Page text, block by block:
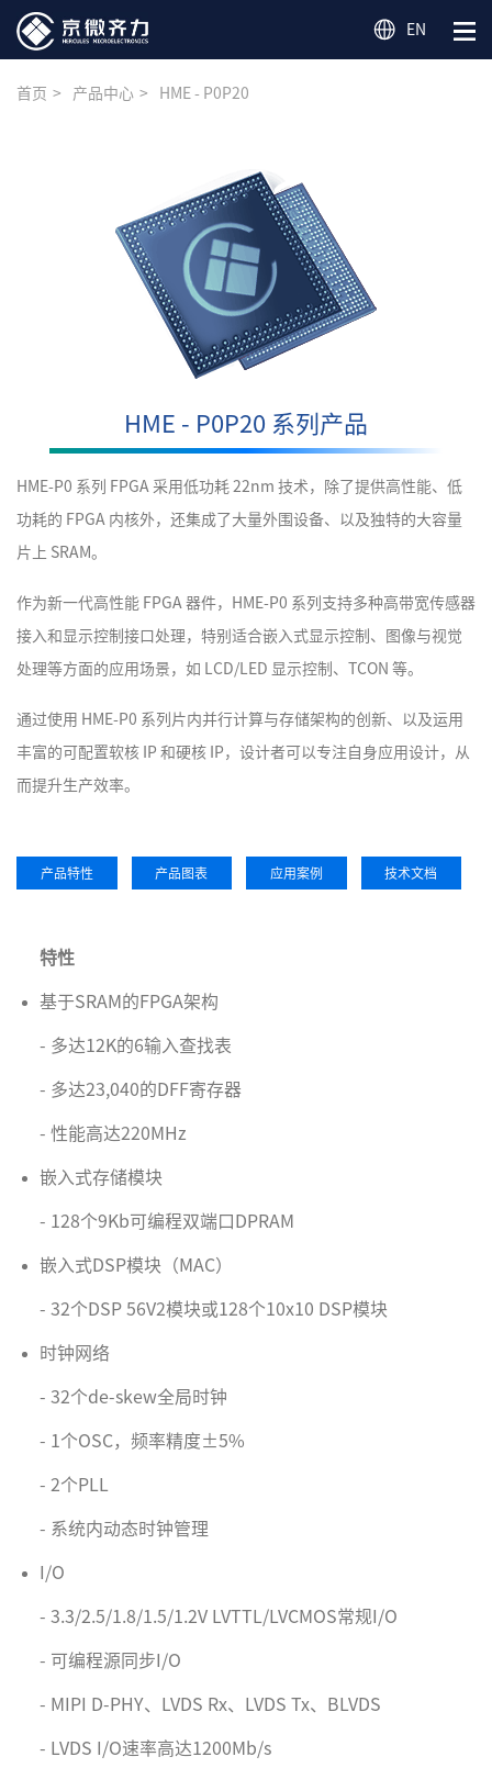
EN
首页 产品中心 HME - P0P20
HME - P0P20 系列产品
HME-P0 系列 FPGA 采用低功耗 22nm 技术，除了提供高性能、低
功耗的 FPGA 内核外，还集成了大量外围设备、以及独特的大容量
片上 SRAM。
作为新一代高性能 FPGA 器件，HME-P0 系列支持多种高带宽传感器
接入和显示控制接口处理，特别适合嵌入式显示控制、图像与视觉
处理等方面的应用场景，如 LCD/LED 显示控制、TCON 等。
通过使用 HME-P0 系列片内并行计算与存储架构的创新、以及运用
丰富的可配置软核 IP 和硬核 IP，设计者可以专注自身应用设计，从
而提升生产效率。
产品特性 产品图表 应用案例 技术文档
特性
基于SRAM的FPGA架构
- 多达12K的6输入查找表
- 多达23,040的DFF寄存器
- 性能高达220MHz
嵌入式存储模块
- 128个9Kb可编程双端口DPRAM
嵌入式DSP模块（MAC）
- 32个DSP 56V2模块或128个10x10 DSP模块
时钟网络
- 32个de-skew全局时钟
- 1个OSC，频率精度±5%
- 2个PLL
- 系统内动态时钟管理
I/O
- 3.3/2.5/1.8/1.5/1.2V LVTTL/LVCMOS常规I/O
- 可编程源同步I/O
- MIPI D-PHY、LVDS Rx、LVDS Tx、BLVDS
- LVDS I/O速率高达1200Mb/s